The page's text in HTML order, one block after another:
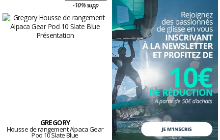
-10% supp
GREGORY
Housse de rangement Alpaca Gear
Pod 10 Slate Blue